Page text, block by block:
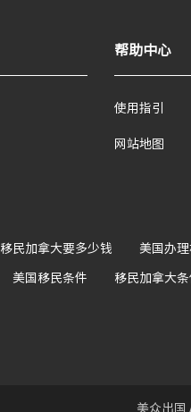
帮助中心
使用指引
网站地图
移民加拿大要多少钱 美国办
美国移民条件 移民加拿大条
美众出